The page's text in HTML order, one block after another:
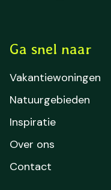
Ga snel naar
Vakantiewoningen
Natuurgebieden
Inspiratie
Over ons
Contact